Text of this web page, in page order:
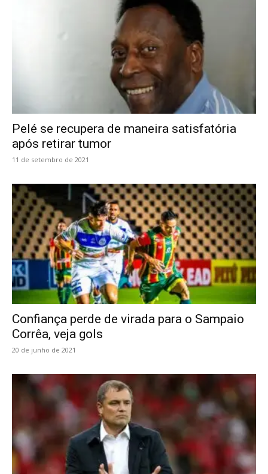
Pelé se recupera de maneira satisfatória
após retirar tumor
11 de setembro de 2021
Confiança perde de virada para o Sampaio
Corrêa, veja gols
20 de junho de 2021